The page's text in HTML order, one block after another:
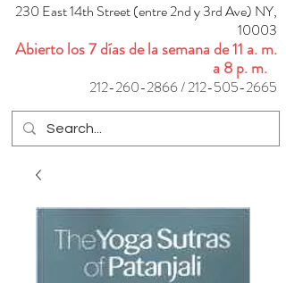
230 East 14th Street (entre 2nd y 3rd Ave) NY,
10003
Abierto los 7 días de la semana de 11 a. m.
a 8 p. m.
212-260-2866/212-505-2665